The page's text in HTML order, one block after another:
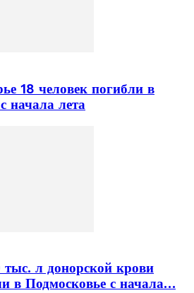
18 человек погибли в
начала лета
л донорской крови
в Подмосковье с начала…